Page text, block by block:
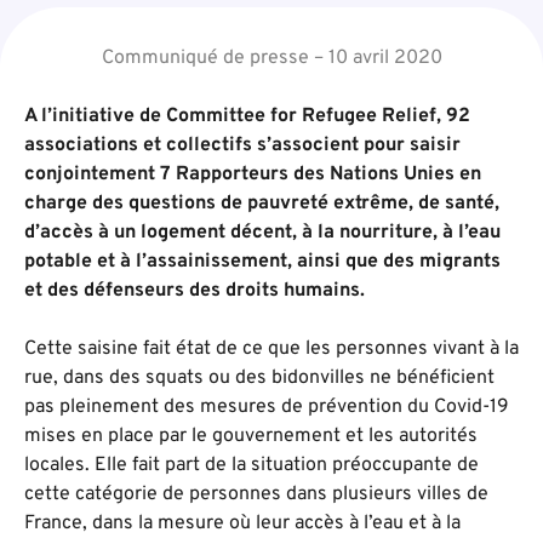
Communiqué de presse – 10 avril 2020
A l’initiative de Committee for Refugee Relief, 92
associations et collectifs s’associent pour saisir
conjointement 7 Rapporteurs des Nations Unies en
charge des questions de pauvreté extrême, de santé,
d’accès à un logement décent, à la nourriture, à l’eau
potable et à l’assainissement, ainsi que des migrants
et des défenseurs des droits humains.
Cette saisine fait état de ce que les personnes vivant à la
rue, dans des squats ou des bidonvilles ne bénéficient
pas pleinement des mesures de prévention du Covid-19
mises en place par le gouvernement et les autorités
locales. Elle fait part de la situation préoccupante de
cette catégorie de personnes dans plusieurs villes de
France, dans la mesure où leur accès à l’eau et à la